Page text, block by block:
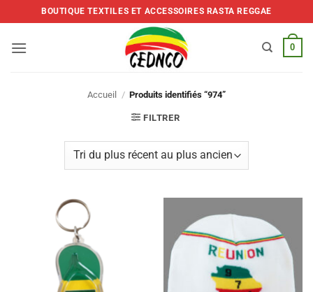
to
BOUTIQUE TEXTILES ET ACCESSOIRES RASTA REGGAE
0
Accueil / Produits identifiés “974”
FILTRER